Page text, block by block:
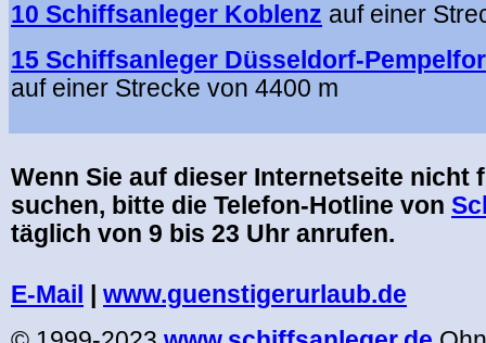
10 Schiffsanleger Koblenz auf einer
15 Schiffsanleger Düsseldorf-
auf einer Strecke von 4400 m
Wenn Sie auf dieser Internetseite nicht
suchen, bitte die Telefon-Hotline von
täglich von 9 bis 23 Uhr anrufen.
E-Mail
www.guenstigerurlaub.de